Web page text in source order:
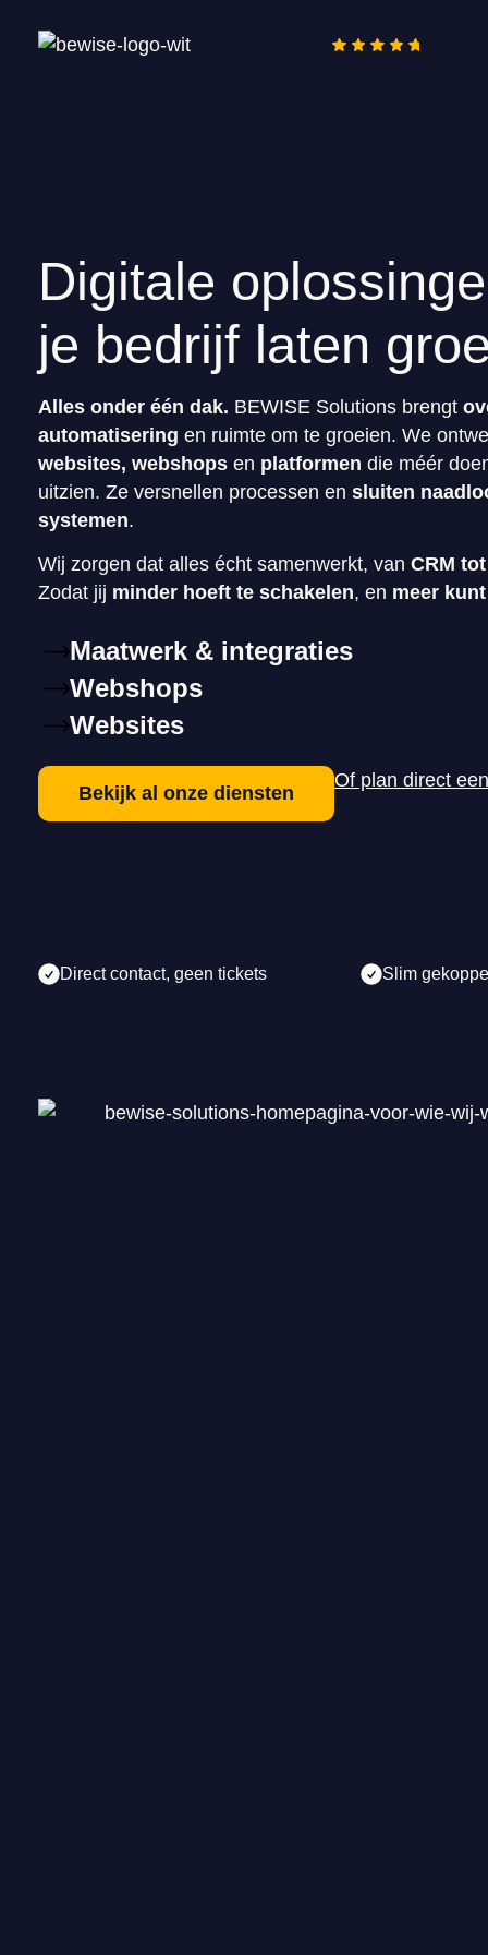
Digitale
je bedrijf laten
Alles onder één dak. BEWISE Solutions brengt
automatisering en ruimte om te groeien. We
websites, webshops en platformen die méér
uitzien. Ze versnellen processen en sluiten
systemen.
Wij zorgen dat alles écht samenwerkt, van CRM
Zodat jij minder hoeft te schakelen, en meer
Maatwerk & integraties
Webshops
Websites
Bekijk al onze diensten
Of plan direct
Direct contact, geen tickets Slim